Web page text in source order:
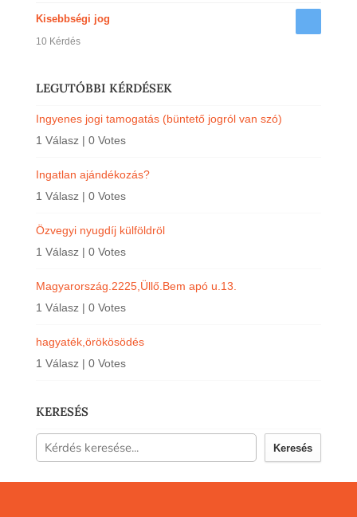
Kisebbségi jog
10 Kérdés
LEGUTÓBBI KÉRDÉSEK
Ingyenes jogi tamogatás (büntető jogról van szó)
1 Válasz | 0 Votes
Ingatlan ajándékozás?
1 Válasz | 0 Votes
Özvegyi nyugdíj külföldröl
1 Válasz | 0 Votes
Magyarország.2225,Üllő.Bem apó u.13.
1 Válasz | 0 Votes
hagyaték,örökösödés
1 Válasz | 0 Votes
KERESÉS
Keresés